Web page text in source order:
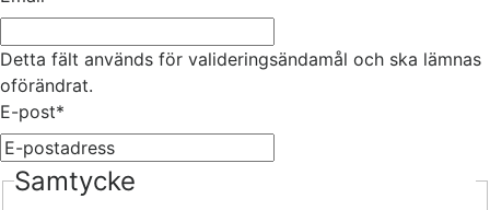
Detta fält används för valideringsändamål och ska lämnas
oförändrat.
E-post*
Samtycke